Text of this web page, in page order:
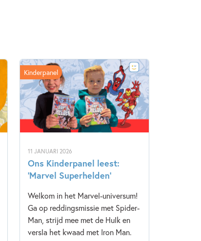
11 JANUARI 2026
Ons Kinderpanel leest:
‘Marvel Superhelden’
Welkom in het Marvel-universum!
Ga op reddingsmissie met Spider-
Man, strijd mee met de Hulk en
versla het kwaad met Iron Man.
Kinderpanel